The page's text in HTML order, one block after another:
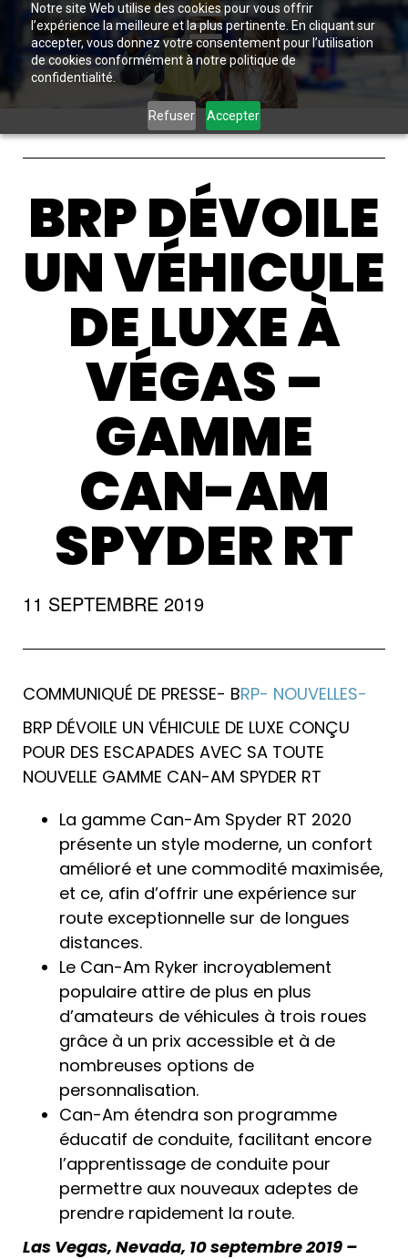
Notre site Web utilise des cookies pour vous offrir
l’expérience la meilleure et la plus pertinente. En cliquant sur
accepter, vous donnez votre consentement pour l’utilisation
de cookies conformément à notre politique de
confidentialité.
Refuser Accepter
BRP DÉVOILE
UN VÉHICULE
DE LUXE À
VÉGAS –
GAMME
CAN-AM
SPYDER RT
11 SEPTEMBRE 2019
COMMUNIQUÉ DE PRESSE- BRP- NOUVELLES-
BRP DÉVOILE UN VÉHICULE DE LUXE CONÇU
POUR DES ESCAPADES AVEC SA TOUTE
NOUVELLE GAMME CAN-AM SPYDER RT
La gamme Can-Am Spyder RT 2020
présente un style moderne, un confort
amélioré et une commodité maximisée,
et ce, afin d’offrir une expérience sur
route exceptionnelle sur de longues
distances.
Le Can-Am Ryker incroyablement
populaire attire de plus en plus
d’amateurs de véhicules à trois roues
grâce à un prix accessible et à de
nombreuses options de
personnalisation.
Can-Am étendra son programme
éducatif de conduite, facilitant encore
l’apprentissage de conduite pour
permettre aux nouveaux adeptes de
prendre rapidement la route.
Las Vegas, Nevada, 10 septembre 2019 –